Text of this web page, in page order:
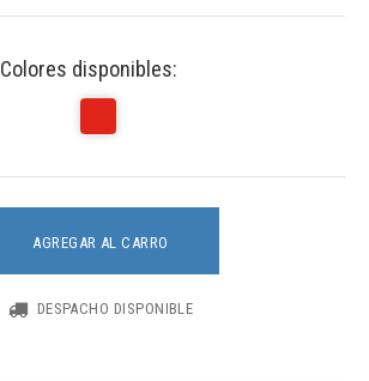
Colores disponibles:
AGREGAR AL CARRO
DESPACHO DISPONIBLE